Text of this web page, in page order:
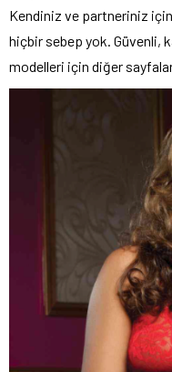
Kendiniz ve partneriniz
hiçbir sebep yok. Güvenli,
modelleri için diğer